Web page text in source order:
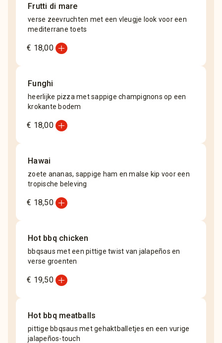
Frutti di mare
verse zeevruchten met een vleugje look voor een
mediterrane toets
€ 18,00add_circle
Funghi
heerlijke pizza met sappige champignons op een
krokante bodem
€ 18,00add_circle
Hawai
zoete ananas, sappige ham en malse kip voor een
tropische beleving
€ 18,50add_circle
Hot bbq chicken
bbqsaus met een pittige twist van jalapeños en
verse groenten
€ 19,50add_circle
Hot bbq meatballs
pittige bbqsaus met gehaktballetjes en een vurige
jalapeños-touch